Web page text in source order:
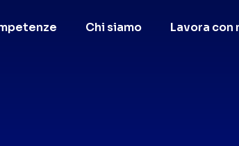
Chi siamo Lavora con